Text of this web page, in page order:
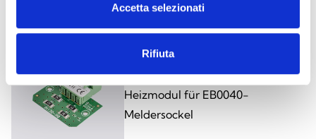
Accetta selezionati
Rifiuta
EB0040H
Heizmodul für EB0040-
Meldersockel